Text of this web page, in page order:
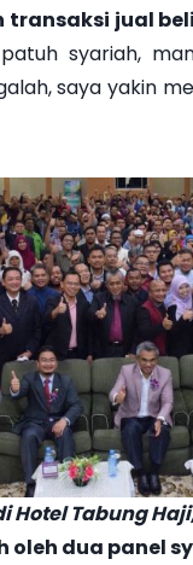
jual
syariah,
saya yakin
Tabung
dua panel